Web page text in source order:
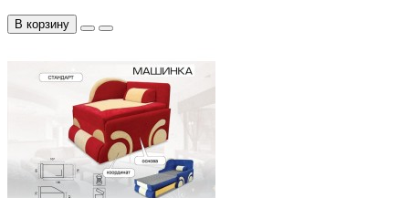
В корзину